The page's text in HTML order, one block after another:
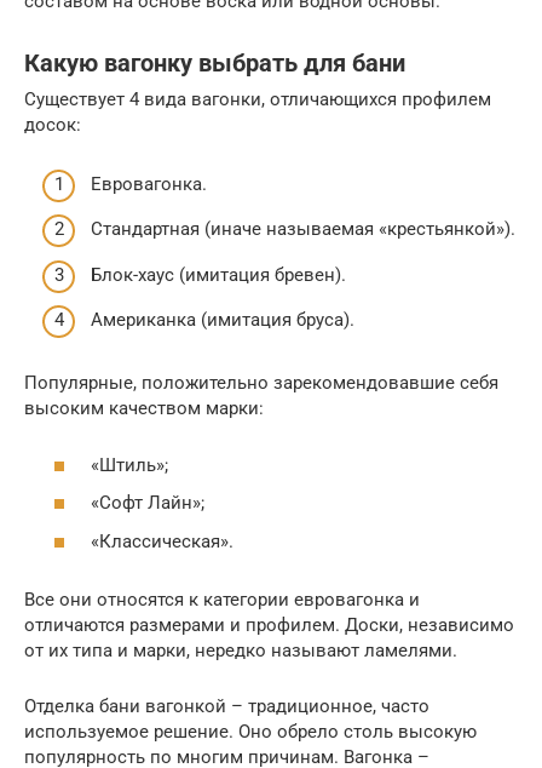
Какую вагонку выбрать для бани
Существует 4 вида вагонки, отличающихся профилем
досок:
Евровагонка.
Стандартная (иначе называемая «крестьянкой»).
Блок-хаус (имитация бревен).
Американка (имитация бруса).
Популярные, положительно зарекомендовавшие себя
высоким качеством марки:
«Штиль»;
«Софт Лайн»;
«Классическая».
Все они относятся к категории евровагонка и
отличаются размерами и профилем. Доски, независимо
от их типа и марки, нередко называют ламелями.
Отделка бани вагонкой – традиционное, часто
используемое решение. Оно обрело столь высокую
популярность по многим причинам. Вагонка –